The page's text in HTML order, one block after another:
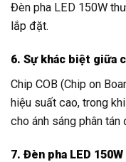
Đèn pha LED 150W
lắp đặt.
6. Sự khác biệt giữa
Chip COB (Chip on
hiệu suất cao, trong
cho ánh sáng phân tán
7. Đèn pha LED